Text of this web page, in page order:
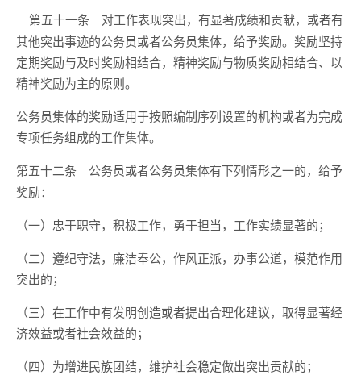
第五十一条
对工作表现突出，有显著成绩和贡献，或者有
其他突出事迹的公务员或者公务员集体，给予奖励。奖励坚持
定期奖励与及时奖励相结合，精神奖励与物质奖励相结合、以
精神奖励为主的原则。
公务员集体的奖励适用于按照编制序列设置的机构或者为完成
专项任务组成的工作集体。
第五十二条
公务员或者公务员集体有下列情形之一的，给予
奖励：
（一）忠于职守，积极工作，勇于担当，工作实绩显著的；
（二）遵纪守法，廉洁奉公，作风正派，办事公道，模范作用
突出的；
（三）在工作中有发明创造或者提出合理化建议，取得显著经
济效益或者社会效益的；
（四）为增进民族团结，维护社会稳定做出突出贡献的；